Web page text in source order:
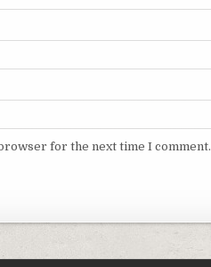
for the next time I comment.